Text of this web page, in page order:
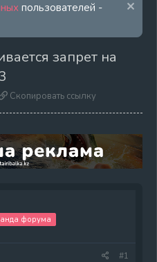
пользователей -
запрет на
С
п
и
р
о
ь
Скопировать ссылку
форума
#1